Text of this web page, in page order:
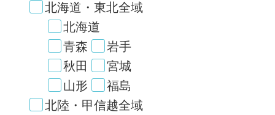
北海道・東北全域
北海道
青森
岩手
秋田
宮城
山形
福島
北陸・甲信越全域